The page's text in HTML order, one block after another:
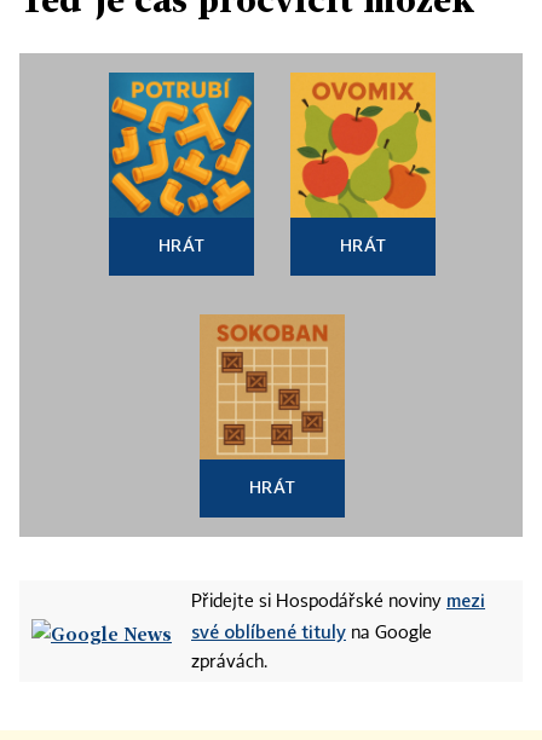
HRÁT HRÁT
HRÁT
Přidejte si Hospodářské noviny mezi
své oblíbené tituly na Google
zprávách.